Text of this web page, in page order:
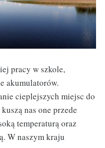
pracy w szkole,
akumulatorów.
cieplejszych miejsc do
nas one przede
temperaturą oraz
W naszym kraju